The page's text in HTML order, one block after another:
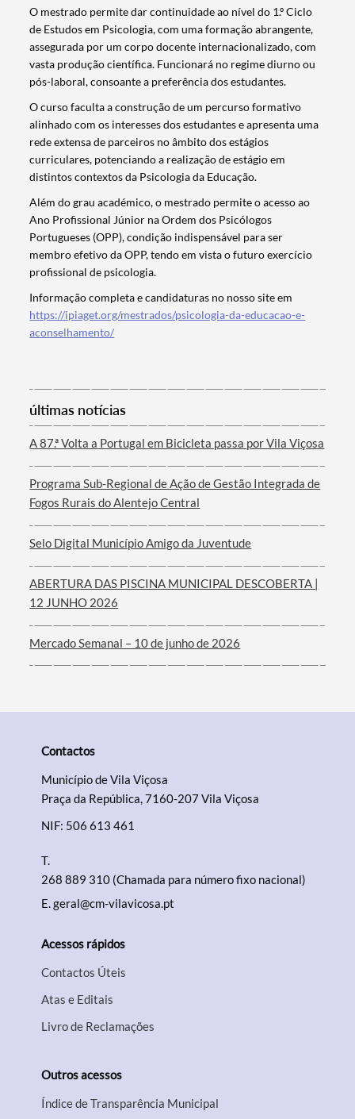
Termo de Pesquisa
Filtros
O mestrado permite dar continuidade ao nível do 1.º Ciclo
de Estudos em Psicologia, com uma formação abrangente,
assegurada por um corpo docente internacionalizado, com
vasta produção científica. Funcionará no regime diurno ou
pós-laboral, consoante a preferência dos estudantes.
O curso faculta a construção de um percurso formativo
alinhado com os interesses dos estudantes e apresenta uma
rede extensa de parceiros no âmbito dos estágios
curriculares, potenciando a realização de estágio em
distintos contextos da Psicologia da Educação.
Além do grau académico, o mestrado permite o acesso ao
Ano Profissional Júnior na Ordem dos Psicólogos
Portugueses (OPP), condição indispensável para ser
membro efetivo da OPP, tendo em vista o futuro exercício
profissional de psicologia.
Informação completa e candidaturas no nosso site em
https://ipiaget.org/mestrados/psicologia-da-educacao-e-
aconselhamento/
últimas notícias
A 87.ª Volta a Portugal em Bicicleta passa por Vila Viçosa
Programa Sub-Regional de Ação de Gestão Integrada de
Fogos Rurais do Alentejo Central
Selo Digital Município Amigo da Juventude
ABERTURA DAS PISCINA MUNICIPAL DESCOBERTA |
12 JUNHO 2026
Mercado Semanal – 10 de junho de 2026
Contactos
Município de Vila Viçosa
Praça da República, 7160-207 Vila Viçosa
NIF: 506 613 461
T.
268 889 310 (Chamada para número fixo nacional)
E.geral@cm-vilavicosa.pt
Acessos rápidos
Contactos Úteis
Atas e Editais
Livro de Reclamações
Outros acessos
Índice de Transparência Municipal